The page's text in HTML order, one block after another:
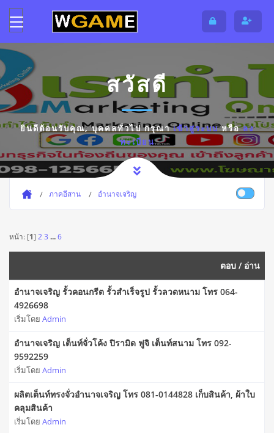
สวัสดี
ยินดีต้อนรับคุณ,บุคคลทั่วไปกรุณาเข้าสู่ระบบหรือลง
ทะเบียน
ภาคอีสาน อำนาจเจริญ
หน้า: [1] 2 3 ...6
ตอบ / อ่าน
อำนาจเจริญ รั้วคอนกรีต รั้วสำเร็จรูป รั้วลวดหนาม โทร 064-
4926698
เริ่มโดย Admin
อำนาจเจริญ เต็นท์จั่วโค้ง ปิรามิด ฟูจิ เต็นท์สนาม โทร 092-
9592259
เริ่มโดย Admin
ผลิตเต็นท์ทรงจั่วอำนาจเจริญ โทร 081-0144828 เก็บสินค้า, ผ้าใบ
คลุมสินค้า
เริ่มโดย Admin